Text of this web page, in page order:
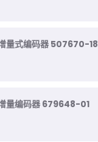
量式编码器 507670-18
量编码器 679648-01